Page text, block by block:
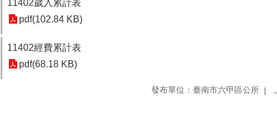
11402歲入累計表
pdf(102.84 KB)
11402經費累計表
pdf(68.18 KB)
發布單位：臺南市六甲區公所